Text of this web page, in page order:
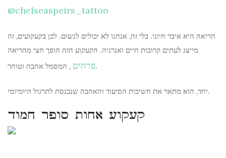
@chelseaspeirs_tattoo
הריאה היא איבר חיוני. בלי זה, אנחנו לא יכולים לנשום. לכן בקעקועים, זה
מייצג לעתים קרובות חיים ואנרגיה. הקעקוע הזה הופך חצי מהריאה
פרחים, המסמל אהבה וטוהר.
יחד, הוא מתאר את חשיבות הסיעוד והאהבה שנכנסת לתרגול היומיומי.
קעקוע אחות סופר חמוד